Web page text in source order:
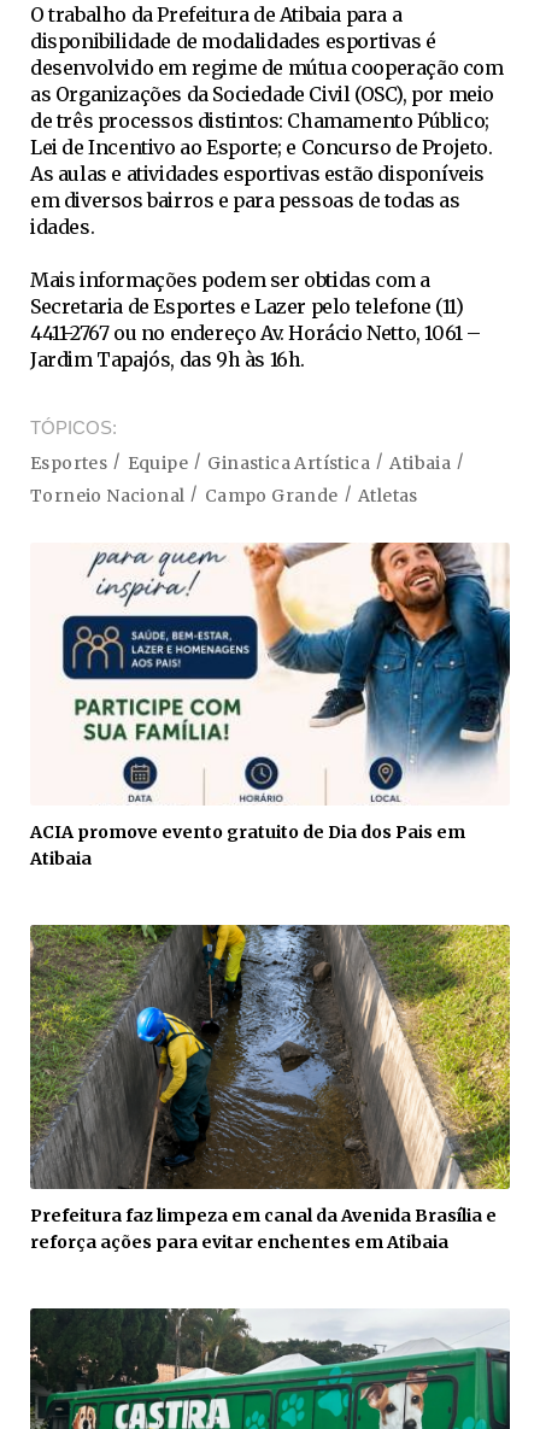
O trabalho da Prefeitura de Atibaia para a
disponibilidade de modalidades esportivas é
desenvolvido em regime de mútua cooperação com
as Organizações da Sociedade Civil (OSC), por meio
de três processos distintos: Chamamento Público;
Lei de Incentivo ao Esporte; e Concurso de Projeto.
As aulas e atividades esportivas estão disponíveis
em diversos bairros e para pessoas de todas as
idades.
Mais informações podem ser obtidas com a
Secretaria de Esportes e Lazer pelo telefone (11)
4411-2767 ou no endereço Av. Horácio Netto, 1061 –
Jardim Tapajós, das 9h às 16h.
TÓPICOS
Esportes Equipe Ginastica Artística
Atibaia
Torneio Nacional
Campo Grande Atletas
ACIA promove evento gratuito de Dia dos Pais em
Atibaia
Prefeitura faz limpeza em canal da Avenida Brasília e
reforça ações para evitar enchentes em Atibaia